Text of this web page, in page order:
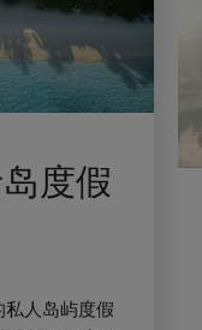
度假
私人岛屿度假